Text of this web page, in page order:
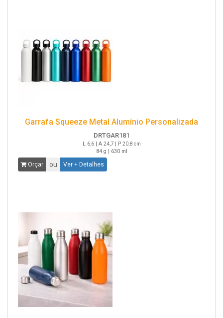
Garrafa Squeeze Metal Alumínio Personalizada
DRTGAR181
L 6,6 | A 24,7 | P 20,8 cm
84 g | 630 ml
Orçar ou Ver + Detalhes